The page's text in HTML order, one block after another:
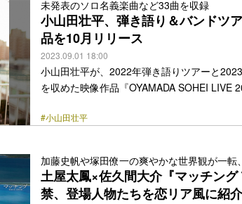
るダブル購入者対象応募キャンペーンの実
者特典の詳細は後報となる。
未発表のソロ名義楽曲など33曲を収録
⼩⼭⽥壮平、弾き語り＆バンドツ
品を10月リリース
2023.09.01 18:00
⼩⼭⽥壮平が、2022年弾き語りツアーと
を収めた映像作品『OYAMADA SOHEI LIVE
2019』以来、3年ぶりのライブ映像作品とな
発表のソロ名義楽曲に加え、andymoriや
href="https://bezzy.jp/2023/09/31682/"></a>
#⼩⼭⽥壮平
加藤史帆や塚田僚一の爽やかな世界観が一転
土屋太鳳×佐久間大介『マッチン
禁、登場人物たちを恋リア風に紹介